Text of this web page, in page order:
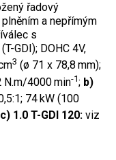
řadový
a nepřímým
s
GDI); DOHC 4V,
3 (ø 71 x 78,8 mm);
N.m/4000 min-1; b)
74 kW (100
c) 1.0 T-GDI 120: viz